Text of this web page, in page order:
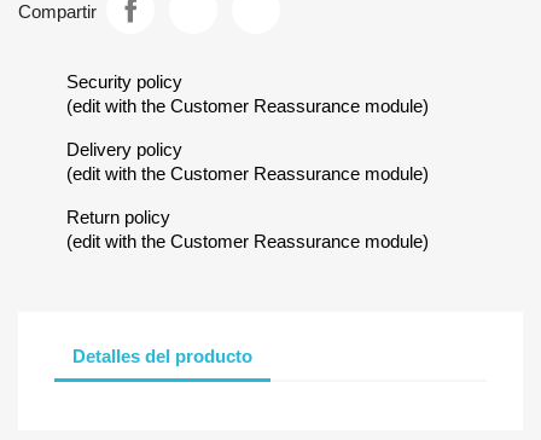
Compartir
Security policy
(edit with the Customer Reassurance module)
Delivery policy
(edit with the Customer Reassurance module)
Return policy
(edit with the Customer Reassurance module)
Detalles del producto